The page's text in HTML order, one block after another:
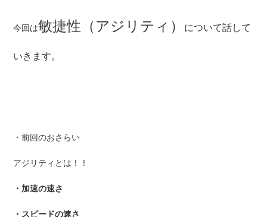
今回は敏捷性（アジリティ） について話して
いきます。
・前回のおさらい
アジリティとは！！
・加速の速さ
・スピードの速さ